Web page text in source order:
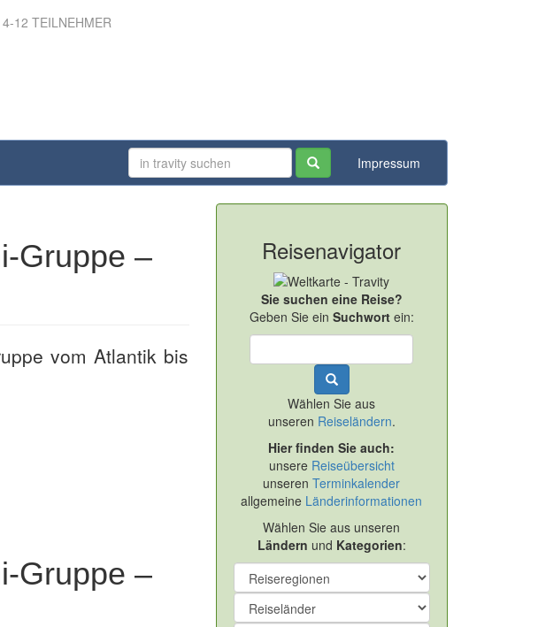
12 TEILNEHMER
Impressum
–
Gruppe –
vom Atlantik bis
Gruppe –
Reisenavigator
Sie suchen eine Reise?
Geben Sie ein Suchwortein:
Wählen Sie aus
unseren Reiseländern.
Hier finden Sie auch:
unsere Reiseübersicht
unserenTerminkalender
allgemeine Länderinformationen
Wählen Sie aus unseren
Ländern und Kategorien: